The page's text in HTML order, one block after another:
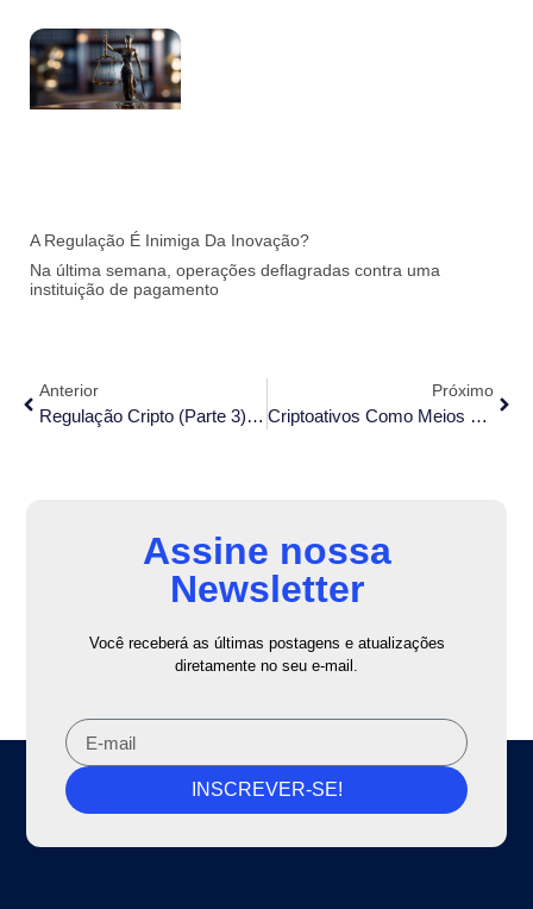
A Regulação É Inimiga Da Inovação?
Na última semana, operações deflagradas contra uma
instituição de pagamento
Anterior
Regulação Cripto (parte 3): Consulta BCB 111/2024
Próximo
Criptoativos Como Meios De Pagamento E A Restrição Do Art. 318 Do Código Civil
Assine nossa
Newsletter
Você receberá as últimas postagens e atualizações
diretamente no seu e-mail.
INSCREVER-SE!